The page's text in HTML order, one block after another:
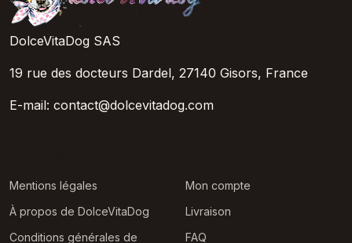
DolceVitaDog SAS
19 rue des docteurs Dardel, 27140 Gisors, France
E-mail: contact@dolcevitadog.com
Mentions légales
À propos de DolceVitaDog
Conditions générales de
Mon compte
Livraison
FAQ